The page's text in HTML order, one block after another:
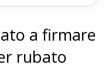
a firmare
rubato